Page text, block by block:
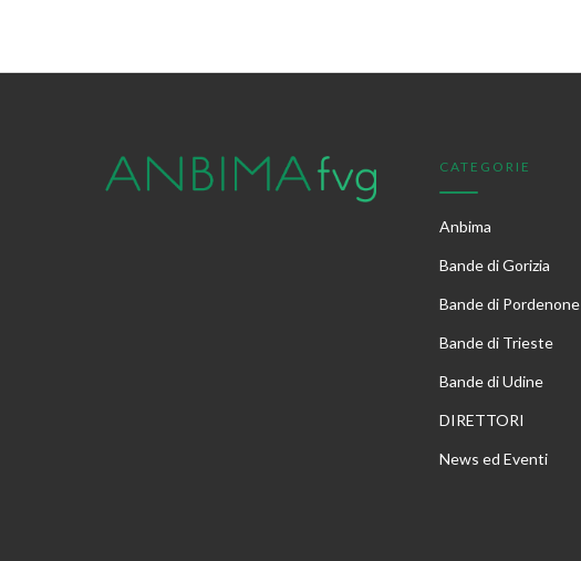
CATEGORIE
Anbima
Bande di Gorizia
Bande di Pordenone
Bande di Trieste
Bande di Udine
DIRETTORI
News ed Eventi